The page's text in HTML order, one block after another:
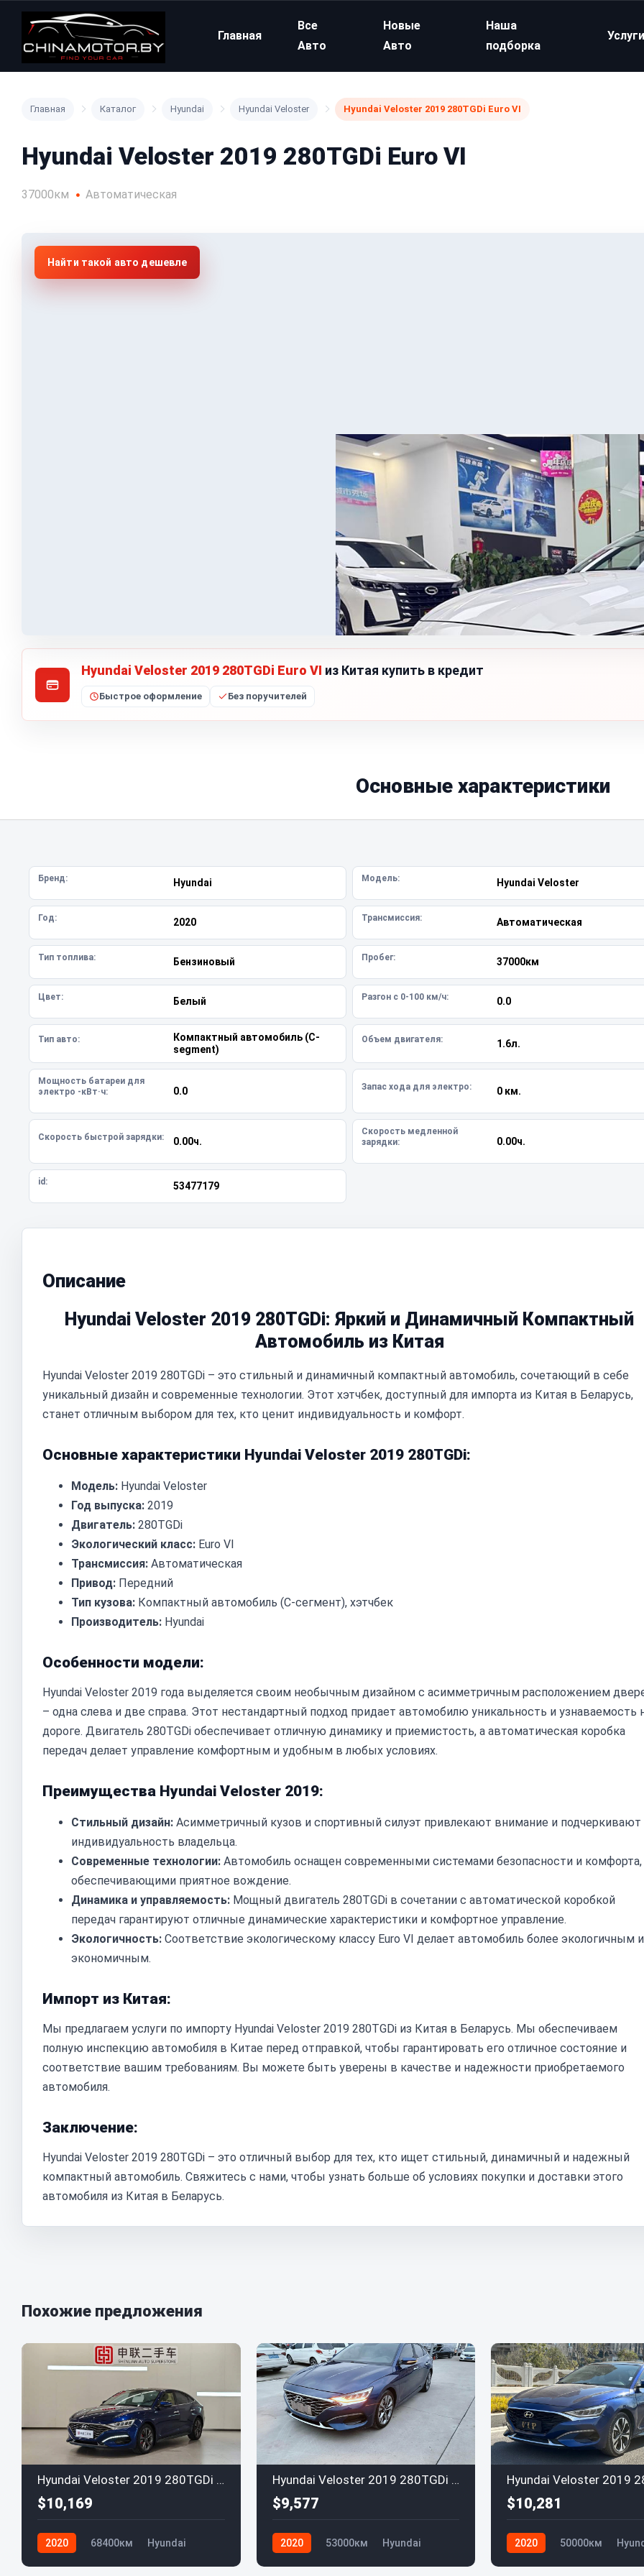
Главная
Все
Авто
Новые
Авто
Наша
подборка
Услуги
Главная Каталог Hyundai Hyundai Veloster Hyundai Veloster 2019 280TGDi Euro VI
Hyundai Veloster 2019 280TGDi Euro VI
37000км Автоматическая
Найти такой авто дешевле
Hyundai Veloster 2019 280TGDi Euro VI из Китая купить в кредит
Быстрое оформление Без поручителей
Основные характеристики
Бренд: Hyundai Модель: Hyundai Veloster
Год: 2020 Трансмиссия: Автоматическая
Тип топлива: Бензиновый Пробег: 37000км
Цвет: Белый Разгон с 0-100 км/ч: 0.0
Тип авто:
Компактный автомобиль (C-
segment)
Объем двигателя: 1.6л.
Мощность батареи для
электро -кВт·ч:
0.0 Запас хода для электро: 0 км.
Скорость быстрой зарядки: 0.00ч.
Скорость медленной
зарядки:
0.00ч.
id: 53477179
Описание
Hyundai Veloster 2019 280TGDi: Яркий и Динамичный Компактный
Автомобиль из Китая
Hyundai Veloster 2019 280TGDi – это стильный и динамичный компактный автомобиль, сочетающий в себе
уникальный дизайн и современные технологии. Этот хэтчбек, доступный для импорта из Китая в Беларусь,
станет отличным выбором для тех, кто ценит индивидуальность и комфорт.
Основные характеристики Hyundai Veloster 2019 280TGDi:
Модель: Hyundai Veloster
Год выпуска: 2019
Двигатель: 280TGDi
Экологический класс: Euro VI
Трансмиссия: Автоматическая
Привод: Передний
Тип кузова: Компактный автомобиль (C-сегмент), хэтчбек
Производитель: Hyundai
Особенности модели:
Hyundai Veloster 2019 года выделяется своим необычным дизайном с асимметричным расположением
– одна слева и две справа. Этот нестандартный подход придает автомобилю уникальность и узнаваемость
дороге. Двигатель 280TGDi обеспечивает отличную динамику и приемистость, а автоматическая коробка
передач делает управление комфортным и удобным в любых условиях.
Преимущества Hyundai Veloster 2019:
Стильный дизайн: Асимметричный кузов и спортивный силуэт привлекают внимание и подчеркивают
индивидуальность владельца.
Современные технологии: Автомобиль оснащен современными системами безопасности и комфорта,
обеспечивающими приятное вождение.
Динамика и управляемость: Мощный двигатель 280TGDi в сочетании с автоматической коробкой
передач гарантируют отличные динамические характеристики и комфортное управление.
Экологичность: Соответствие экологическому классу Euro VI делает автомобиль более экологичным и
экономичным.
Импорт из Китая:
Мы предлагаем услуги по импорту Hyundai Veloster 2019 280TGDi из Китая в Беларусь. Мы обеспечиваем
полную инспекцию автомобиля в Китае перед отправкой, чтобы гарантировать его отличное состояние и
соответствие вашим требованиям. Вы можете быть уверены в качестве и надежности приобретаемого
автомобиля.
Заключение:
Hyundai Veloster 2019 280TGDi – это отличный выбор для тех, кто ищет стильный, динамичный и надежный
компактный автомобиль. Свяжитесь с нами, чтобы узнать больше об условиях покупки и доставки этого
автомобиля из Китая в Беларусь.
Похожие предложения
Hyundai Veloster 2019 280TGDi Euro VI
$10,169
2020 68400км Hyundai
Hyundai Veloster 2019 280TGDi Euro VI
$9,577
2020 53000км Hyundai
$10,281
2020 50000км